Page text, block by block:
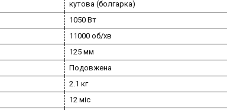
кутова (болгарка)
1050 Вт
11000 об/хв
125 мм
Подовжена
2.1 кг
12 міс